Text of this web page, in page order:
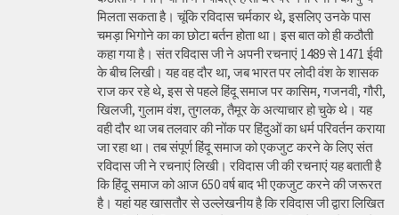
मिलता सकता है। चूंकि रविदास चर्मकार थे, इसलिए उनके पास
चमड़ा भिगोने का का छोटा बर्तन होता था। इस बात को ही कठौती
कहा गया है। संत रविदास जी ने अपनी रचनाएं 1489 से 1471 ईवी
के बीच लिखी। यह वह दौर था, जब भारत पर लोदी वंश के शासक
राज कर रहे थे, इस से पहले हिंदू समाज पर कासिम, गजनवी, गौरी,
खिलजी, गुलाम वंश, तुगलक, तैमूर के अत्याचार हो चुके थे। यह
वही दौर था जब तलवार की नोंक पर हिंदुओं का धर्म परिवर्तन कराया
जा रहा था। तब संपूर्ण हिंदू समाज को एकजुट करने के लिए संत
रविदास जी ने रचनाएं लिखी। रविदास जी की रचनाएं यह बताती है
कि हिंदू समाज को आज 650 वर्ष बाद भी एकजुट करने की जरूरत
है। यहां यह खासतौर से उल्लेखनीय है कि रविदास जी द्वारा लिखित